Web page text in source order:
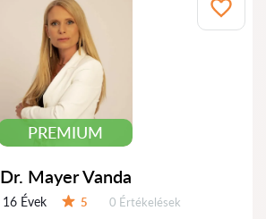
PREMIUM
Dr. Mayer Vanda
16 Évek 5 Értékelések:
0 Értékelések